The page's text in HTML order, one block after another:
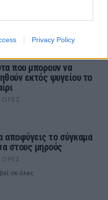
Privacy Policy
που μπορουν να
εκτός ψυγείου το
ΏΡΕΣ
αποφύγεις το σύγκαμα
στους μηρούς
ΏΡΕΣ
σε όλες